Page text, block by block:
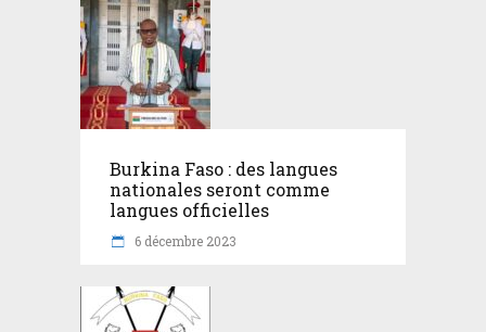
Burkina Faso : des langues
nationales seront comme
langues officielles
6 décembre 2023